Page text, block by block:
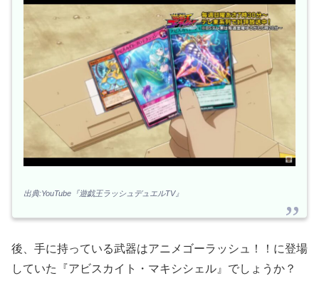
出典:YouTube『遊戯王ラッシュデュエルTV』
後、手に持っている武器はアニメゴーラッシュ！！に登場
していた『アビスカイト・マキシシェル』でしょうか？